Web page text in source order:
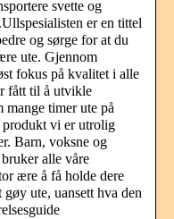
svette og
er en tittel
og sørge for at du
ute. Gjennom
fokus på kvalitet i alle
fått til å utvikle
timer ute på
produkt vi er utrolig
Barn, voksne og
alle våre
ære å få holde dere
ute, uansett hva den